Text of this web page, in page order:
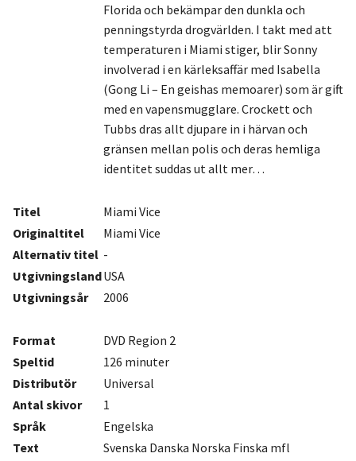
Florida och bekämpar den dunkla och
penningstyrda drogvärlden. I takt med att
temperaturen i Miami stiger, blir Sonny
involverad i en kärleksaffär med Isabella
(Gong Li – En geishas memoarer) som är gift
med en vapensmugglare. Crockett och
Tubbs dras allt djupare in i härvan och
gränsen mellan polis och deras hemliga
identitet suddas ut allt mer…
Titel
Miami Vice
Originaltitel
Miami Vice
Alternativ titel -
UtgivningslandUSA
Utgivningsår
2006
Format
DVD Region 2
Speltid
126 minuter
Distributör
Universal
Antalskivor
1
Språk
Engelska
Text
Svenska Danska Norska Finska mfl